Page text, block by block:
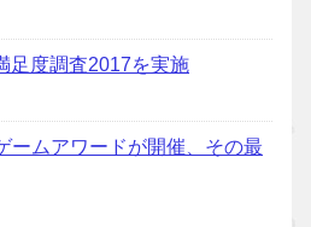
足度調査2017を実施
ームアワードが開催、その最